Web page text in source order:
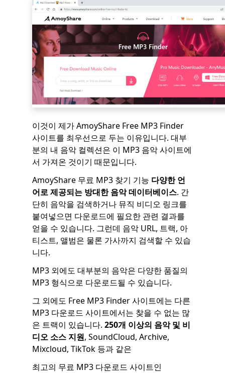
이것이 제가 AmoyShare Free MP3 Finder
사이트를 최우선으로 두는 이유입니다. 대부
분의 내 음악 컬렉션은 이 MP3 음악 사이트에
서 가져온 것이기 때문입니다.
AmoyShare 무료 MP3 찾기 기능 다양한 언
어로 제공되는 방대한 음악 데이터베이스. 간
단히 음악을 검색하거나 뮤직 비디오 링크를
붙여넣으면 다운로드에 필요한 관련 결과를
얻을 수 있습니다. 그런데 음악 URL, 트랙, 아
티스트, 앨범은 물론 가사까지 검색할 수 있습
니다.
MP3 외에도 대부분의 음악은 다양한 품질의
MP3 형식으로 다운로드될 수 있습니다.
그 외에도 Free MP3 Finder 사이트에는 다른
MP3 다운로드 사이트에서는 찾을 수 없는 많
은 트랙이 있습니다. 250개 이상의 음악 및 비
디오 소스 지원, SoundCloud, Archive,
Mixcloud, TikTok 등과 같은
최고의 무료 MP3 다운로드 사이트인